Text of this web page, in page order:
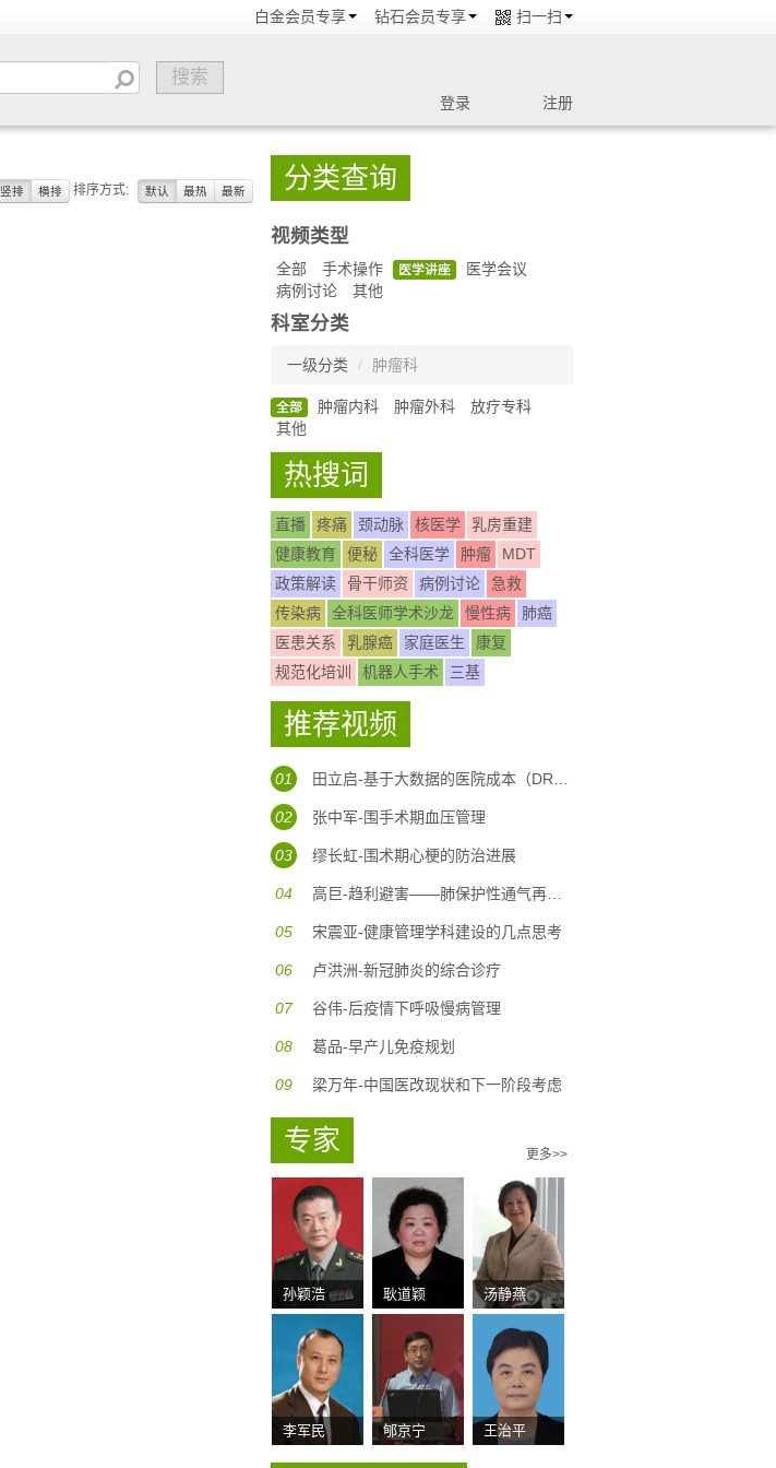
白金会员专享 钻石会员专享 扫一扫
登录 注册
竖排 横排 排序方式: 默认 最热 最新 分类查询
视频类型
全部 手术操作 医学讲座
医学会议
病例讨论
其他
科室分类
一级分类 / 肿瘤科
全部 肿瘤内科 肿瘤外科
放疗专科
其他
热搜词
直播 疼痛 颈动脉 核医学
乳房重建
健康教育
便秘 全科医学 肿瘤
MDT
政策解读
骨干师资 病例讨论
急救
传染病
全科医师学术沙龙 慢性病
肺癌
医患关系
乳腺癌 家庭医生
康复
规范化培训
机器人手术 三基
推荐视频
01 田立启-基于大数据的医院成本（DRG DIP)核算体系构建
02 张中军-围手术期血压管理
03 缪长虹-围术期心梗的防治进展
04 高巨-趋利避害——肺保护性通气再认识
05 宋震亚-健康管理学科建设的几点思考
06 卢洪洲-新冠肺炎的综合诊疗
07 谷伟-后疫情下呼吸慢病管理
08 葛品-早产儿免疫规划
09 梁万年-中国医改现状和下一阶段考虑
专家 更多>>
孙颖浩 耿道颖 汤静燕
李军民 郇京宁 王治平